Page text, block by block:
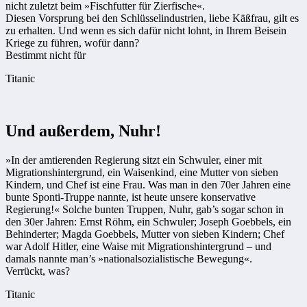
nicht zuletzt beim »Fischfutter für Zierfische«.
Diesen Vorsprung bei den Schlüsselindustrien, liebe Käßfrau, gilt es
zu erhalten. Und wenn es sich dafür nicht lohnt, in Ihrem Beisein
Kriege zu führen, wofür dann?
Bestimmt nicht für
Titanic
Und außerdem, Nuhr!
»In der amtierenden Regierung sitzt ein Schwuler, einer mit
Migrationshintergrund, ein Waisenkind, eine Mutter von sieben
Kindern, und Chef ist eine Frau. Was man in den 70er Jahren eine
bunte Sponti-Truppe nannte, ist heute unsere konservative
Regierung!« Solche bunten Truppen, Nuhr, gab’s sogar schon in
den 30er Jahren: Ernst Röhm, ein Schwuler; Joseph Goebbels, ein
Behinderter; Magda Goebbels, Mutter von sieben Kindern; Chef
war Adolf Hitler, eine Waise mit Migrationshintergrund – und
damals nannte man’s »nationalsozialistische Bewegung«.
Verrückt, was?
Titanic